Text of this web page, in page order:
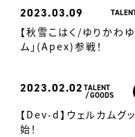
2023 03.09
【秋雪こはく/ゆりかわ
ム」(Apex)参戦！
2023 02.02 TALENT
GOODS
【Dev-d】ウェルカムグ
始！